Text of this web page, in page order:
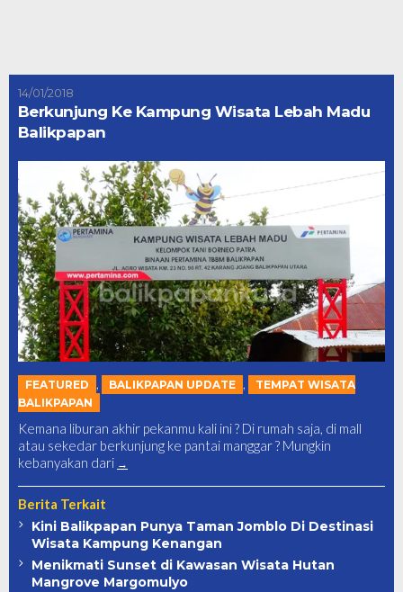
14/01/2018
Berkunjung Ke Kampung Wisata Lebah Madu
Balikpapan
FEATURED , BALIKPAPAN UPDATE ,
TEMPAT WISATA
BALIKPAPAN
Kemana liburan akhir pekanmu kali ini ? Di rumah saja, di mall
atau sekedar berkunjung ke pantai manggar ? Mungkin
kebanyakan dari
Berita Terkait
Kini Balikpapan Punya Taman Jomblo Di Destinasi
Wisata Kampung Kenangan
Menikmati Sunset di Kawasan Wisata Hutan
Mangrove Margomulyo